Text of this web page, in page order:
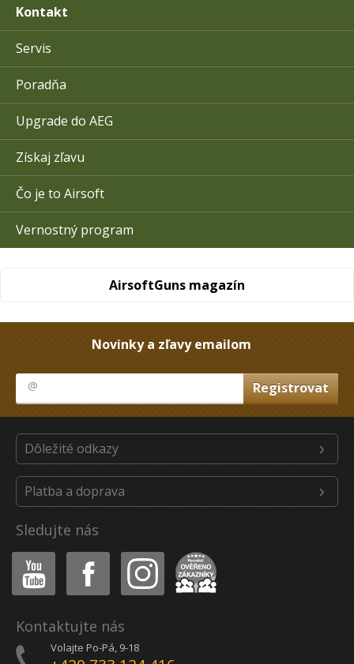
Kontakt
Servis
Poradňa
Upgrade do AEG
Získaj zľavu
Čo je to Airsoft
Vernostný program
AirsoftGuns magazín
Novinky a zľavy emailom
Dôležité odkazy
Platba a doprava
Sledujte nás
Youtube Facebook Instagram Heureka
Kontaktujte nás
Volajte Po-Pá, 9-18